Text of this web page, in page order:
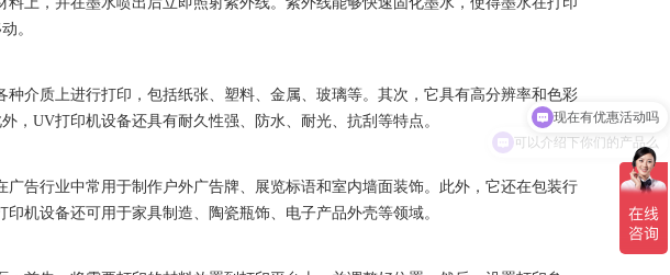
。
介质上进行打印，包括纸张、塑料、金属、玻璃等。其次，它具有高分辨率和色彩
，UV打印机设备还具有耐久性强、防水、耐光、抗刮等特点。
告行业中常用于制作户外广告牌、展览标语和室内墙面装饰。此外，它还在包装行
机设备还可用于家具制造、陶瓷瓶饰、电子产品外壳等领域。
可以介绍下你们的产品么